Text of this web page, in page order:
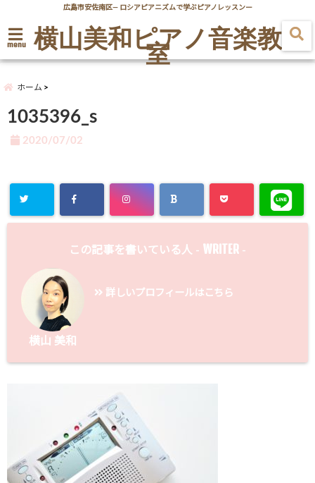
広島市安佐南区― ロシアピアニズムで学ぶピアノレッスンー
menu 横山美和ピアノ音楽教
室
ホーム
1035396_s
2020/07/02
この記事を書いている人 - WRITER -
横山 美和
詳しいプロフィールはこちら